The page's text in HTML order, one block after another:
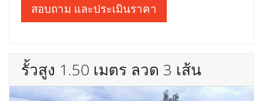
สอบถาม และประเมินราคา
รั้วสูง 1.50 เมตร ลวด 3 เส้น